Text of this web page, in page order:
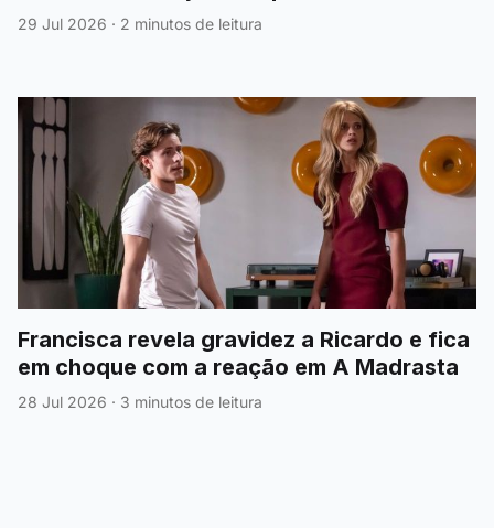
Forte
29 Jul 2026 · 2 minutos de leitura
Francisca revela gravidez a Ricardo e fica
em choque com a reação em A Madrasta
28 Jul 2026 · 3 minutos de leitura